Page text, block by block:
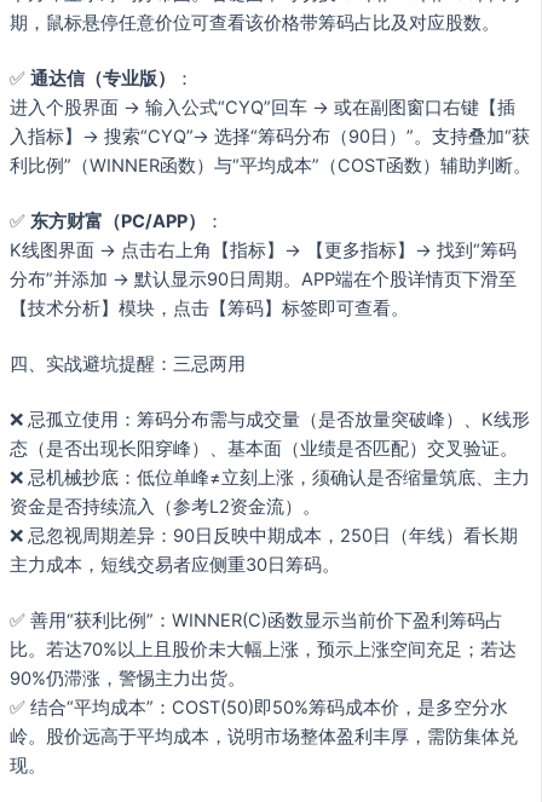
期，鼠标悬停任意价位可查看该价格带筹码占比及对应股数。
✅ 通达信（专业版）
：
进入个股界面 → 输入公式“CYQ”回车 → 或在副图窗口右键【插
入指标】→ 搜索“CYQ”→ 选择“筹码分布（90日）”。支持叠加“获
利比例”（WINNER函数）与“平均成本”（COST函数）辅助判断。
✅ 东方财富（PC/APP）
：
K线图界面 → 点击右上角【指标】→ 【更多指标】→ 找到“筹码
分布”并添加 → 默认显示90日周期。APP端在个股详情页下滑至
【技术分析】模块，点击【筹码】标签即可查看。
四、实战避坑提醒：三忌两用
❌ 忌孤立使用：筹码分布需与成交量（是否放量突破峰）、K线形
态（是否出现长阳穿峰）、基本面（业绩是否匹配）交叉验证。
❌ 忌机械抄底：低位单峰≠立刻上涨，须确认是否缩量筑底、主力
资金是否持续流入（参考L2资金流）。
❌ 忌忽视周期差异：90日反映中期成本，250日（年线）看长期
主力成本，短线交易者应侧重30日筹码。
✅ 善用“获利比例”：WINNER(C)函数显示当前价下盈利筹码占
比。若达70%以上且股价未大幅上涨，预示上涨空间充足；若达
90%仍滞涨，警惕主力出货。
✅ 结合“平均成本”：COST(50)即50%筹码成本价，是多空分水
岭。股价远高于平均成本，说明市场整体盈利丰厚，需防集体兑
现。